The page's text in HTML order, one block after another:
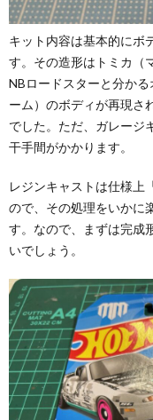
キット内容は基本的にボ
す。その造形はトミカ（
NBロードスターと分か
ーム）のボディが再現さ
でした。ただ、ガレージ
干手間がかかります。
レジンキャストは仕様上
ので、その処理をいかに
す。なので、まずは完成
いでしょう。